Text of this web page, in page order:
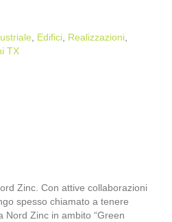
Edifici Realizzazioni
TX
Zinc. Con attive collaborazioni
spesso chiamato a tenere
Nord Zinc in ambito “Green